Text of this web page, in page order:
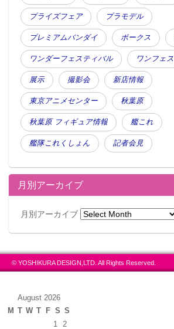
プライズフェア プラモデル
プレミアムバンダイ ボークス
ワンダーフェスティバル ワンフェス
展示 撮影会 新店情報
東京アニメセンター 秋葉原
秋葉原 フィギュア情報 艦これ
艦隊これくしょん 記者会見
月別アーカイブ
月別アーカイブ
© YOSHIKURA DESIGN,LTD. All Rights Reserved.
August 2026
M T W T F S S
1
2